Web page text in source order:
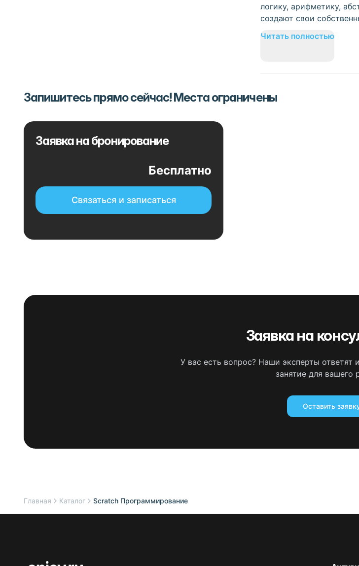
логику, арифметику,
создают свои
Читать полностью
Запишитесь прямо сейчас! Места ограничены
Заявка на бронирование
Бесплатно
Связаться и записаться
Заявка на
У вас есть вопрос? Наши эксперты ответят
занятие для вашего
Оставить
Главная Каталог Scratch Программирование